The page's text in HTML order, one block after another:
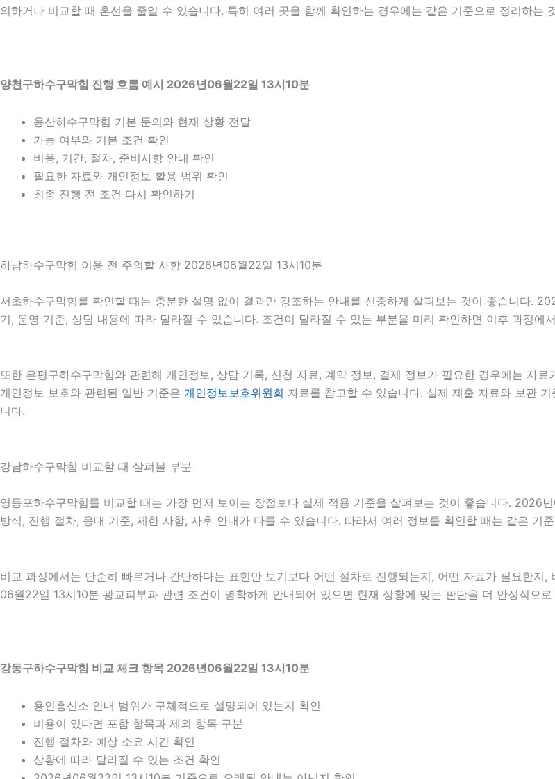
의하거나 비교할 때 혼선을 줄일 수 있습니다. 특히 여러 곳을 함께 확인하는 경우에는 같은 기준으로 정리하는
양천구하수구막힘 진행 흐름 예시 2026년06월22일 13시10분
용산하수구막힘 기본 문의와 현재 상황 전달
가능 여부와 기본 조건 확인
비용, 기간, 절차, 준비사항 안내 확인
필요한 자료와 개인정보 활용 범위 확인
최종 진행 전 조건 다시 확인하기
하남하수구막힘 이용 전 주의할 사항 2026년06월22일 13시10분
서초하수구막힘를 확인할 때는 충분한 설명 없이 결과만 강조하는 안내를 신중하게 살펴보는 것이 좋습니다.
기, 운영 기준, 상담 내용에 따라 달라질 수 있습니다. 조건이 달라질 수 있는 부분을 미리 확인하면 이후 과정에
또한 은평구하수구막힘와 관련해 개인정보, 상담 기록, 신청 자료, 계약 정보, 결제 정보가 필요한 경우에는 자
개인정보 보호와 관련된 일반 기준은 개인정보보호위원회 자료를 참고할 수 있습니다. 실제 제출 자료와 보관
니다.
강남하수구막힘 비교할 때 살펴볼 부분
영등포하수구막힘를 비교할 때는 가장 먼저 보이는 장점보다 실제 적용 기준을 살펴보는 것이 좋습니다. 2026
방식, 진행 절차, 응대 기준, 제한 사항, 사후 안내가 다를 수 있습니다. 따라서 여러 정보를 확인할 때는 같은 기
비교 과정에서는 단순히 빠르거나 간단하다는 표현만 보기보다 어떤 절차로 진행되는지, 어떤 자료가 필요한
06월22일 13시10분 광교피부과 관련 조건이 명확하게 안내되어 있으면 현재 상황에 맞는 판단을 더 안정적으
강동구하수구막힘 비교 체크 항목 2026년06월22일 13시10분
용인흥신소 안내 범위가 구체적으로 설명되어 있는지 확인
비용이 있다면 포함 항목과 제외 항목 구분
진행 절차와 예상 소요 시간 확인
상황에 따라 달라질 수 있는 조건 확인